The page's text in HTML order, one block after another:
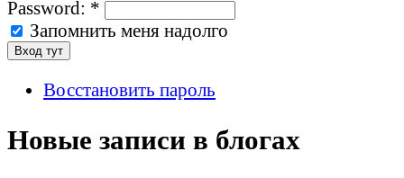
Password: *
Запомнить меня надолго
Восстановить пароль
Новые записи в блогах